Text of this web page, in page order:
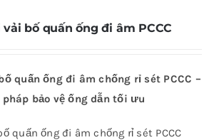
vải bố quấn ống đi âm PCCC
quấn ống đi âm chống rỉ sét PCCC –
pháp bảo vệ ống dẫn tối ưu
quấn ống đi âm chống rỉ sét PCCC